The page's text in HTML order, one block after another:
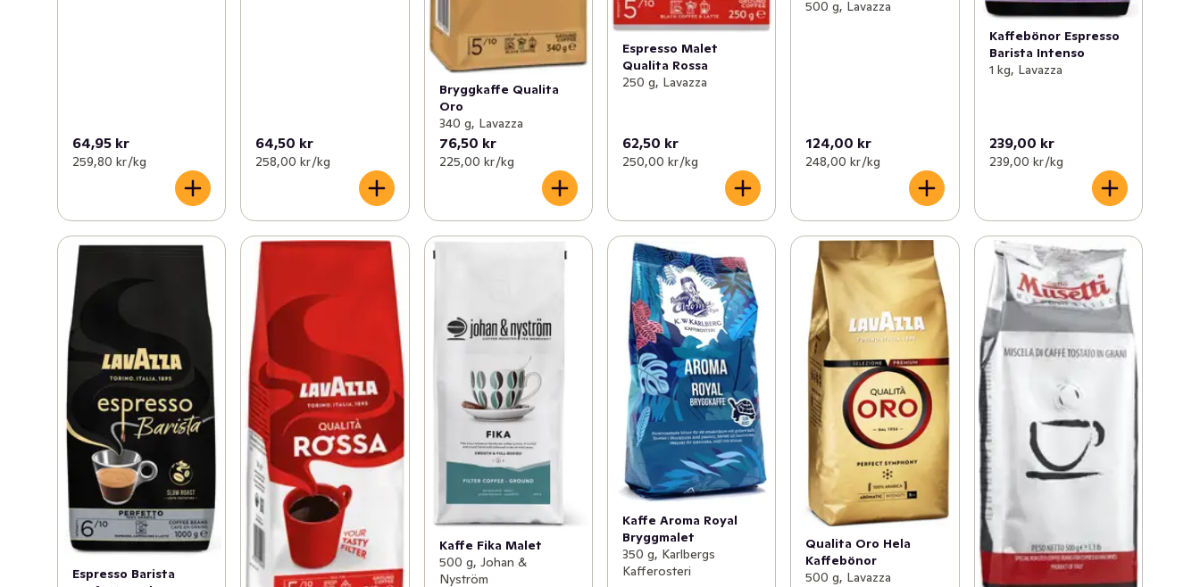
64,95 kr
259,80 kr /kg
64,50 kr
258,00 kr /kg
Bryggkaffe Qualita
Oro
340 g, Lavazza
76,50 kr
225,00 kr /kg
Espresso Malet
Qualita Rossa
250 g, Lavazza
62,50 kr
250,00 kr /kg
500 g, Lavazza
124,00 kr
248,00 kr /kg
Kaffebönor Espresso
Barista Intenso
1 kg, Lavazza
239,00 kr
239,00 kr /kg
Espresso Barista
Kaffe Fika Malet
500 g, Johan &
Nyström
Kaffe Aroma Royal
Bryggmalet
350 g, Karlbergs
Kafferosteri
Qualita Oro Hela
Kaffebönor
500 g, Lavazza